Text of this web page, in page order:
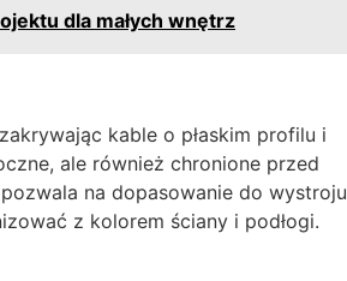
dla małych wnętrz
kable o płaskim profilu i
ale również chronione przed
na dopasowanie do wystroju
z kolorem ściany i podłogi.